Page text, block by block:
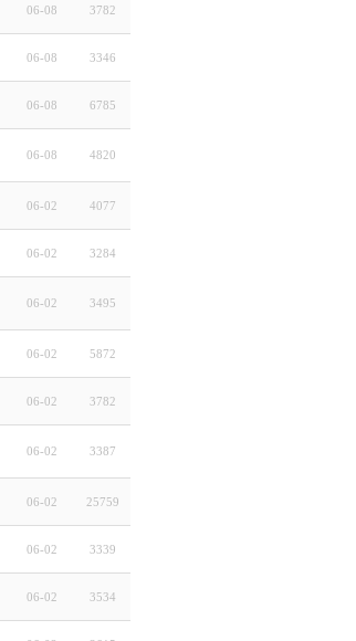
06-08 3782
06-08 3346
06-08 6785
06-08 4820
06-02 4077
06-02 3284
06-02 3495
06-02 5872
06-02 3782
06-02 3387
06-02 25759
06-02 3339
06-02 3534